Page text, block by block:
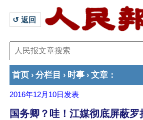
↺ 返回
首页 › 分栏目 › 时事 › 文章 ：
2016年12月10日 发表
国务卿？哇！江媒彻底屏蔽